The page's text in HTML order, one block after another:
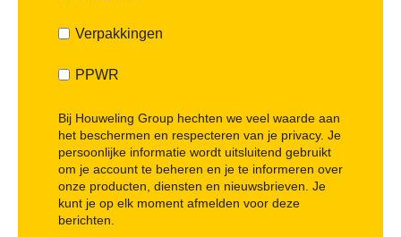
Verpakkingen
PPWR
Bij Houweling Group hechten we veel waarde aan
het beschermen en respecteren van je privacy. Je
persoonlijke informatie wordt uitsluitend gebruikt
om je account te beheren en je te informeren over
onze producten, diensten en nieuwsbrieven. Je
kunt je op elk moment afmelden voor deze
berichten.